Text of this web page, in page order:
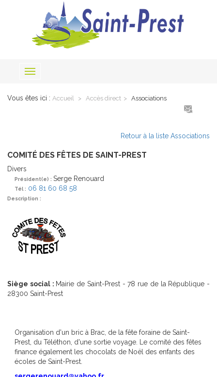
Toggle
Vous êtes ici : Accueil Accès direct Associations
Retour à la liste Associations
COMITÉ DES FÊTES DE SAINT-PREST
Divers
Président(e) : Serge Renouard
Tél : 06 81 60 68 58
Description :
Siège social : Mairie de Saint-Prest - 78 rue de la République -
28300 Saint-Prest
Organisation d'un bric à Brac, de la fête foraine de Saint-
Prest, du Téléthon, d'une sortie voyage. Le comité des fêtes
finance également les chocolats de Noël des enfants des
écoles de Saint-Prest.